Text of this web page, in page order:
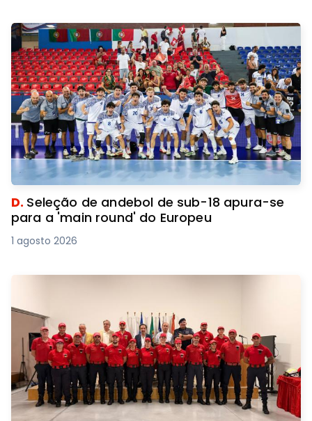
D. Seleção de andebol de sub-18 apura-se
para a 'main round' do Europeu
1 agosto 2026